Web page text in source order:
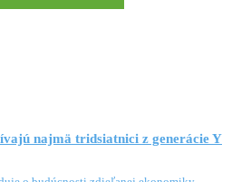
najmä tridsiatnici z generácie Y